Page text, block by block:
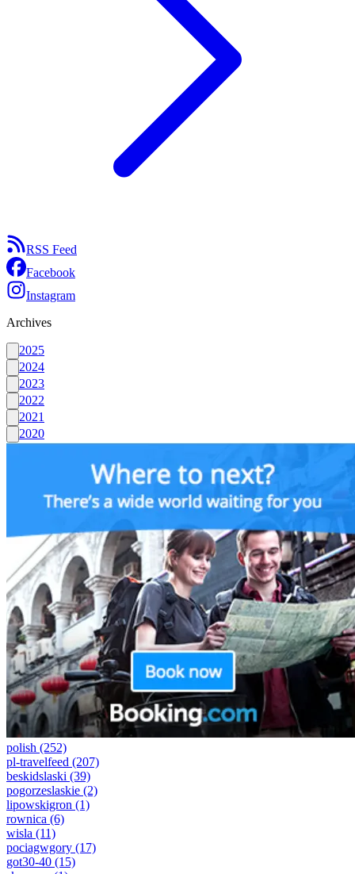
RSS Feed
Facebook
Instagram
Archives
2025
2024
2023
2022
2021
2020
polish (252)
pl-travelfeed (207)
beskidslaski (39)
pogorzeslaskie (2)
lipowskigron (1)
rownica (6)
wisla (11)
pociagwgory (17)
got30-40 (15)